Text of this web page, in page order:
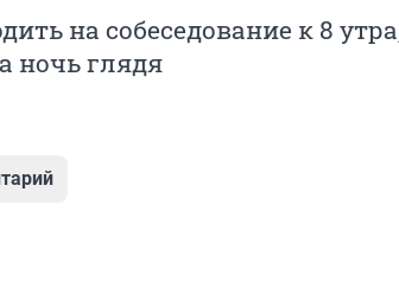
на собеседование к 8
ночь глядя